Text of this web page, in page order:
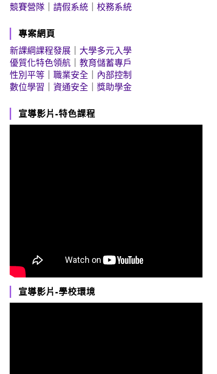
競賽營隊
請假系統 校務系統
專案網頁
新課綱課程發展
大學多元入學
優質化特色領航
教育儲蓄專戶
性別平等
職業安全
內部控制
數位學習
資通安全 獎助學金
宣導影片-特色課程
宣導影片-學校環境